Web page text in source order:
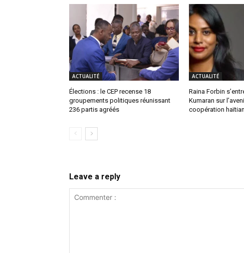
ACTUALITÉ
Élections : le CEP recense 18
groupements politiques réunissant
236 partis agréés
ACTUALITÉ
Raina Forbin
Kumaran sur
coopération
Leave a reply